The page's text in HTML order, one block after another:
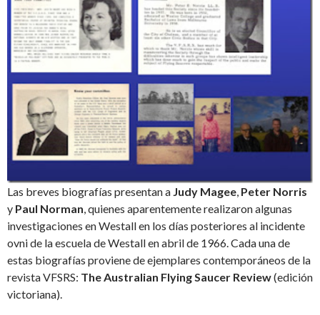
Las breves biografías presentan a Judy Magee, Peter Norris
y Paul Norman, quienes aparentemente realizaron algunas
investigaciones en Westall en los días posteriores al incidente
ovni de la escuela de Westall en abril de 1966. Cada una de
estas biografías proviene de ejemplares contemporáneos de la
revista VFSRS: The Australian Flying Saucer Review(edición
victoriana).